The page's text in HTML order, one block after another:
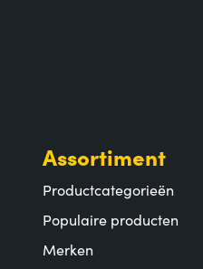
Assortiment
Productcategorieën
Populaire producten
Merken